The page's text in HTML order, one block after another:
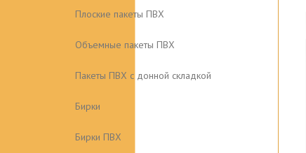
Плоские пакеты ПВХ
Объемные пакеты ПВХ
Пакеты ПВХ с донной складкой
Бирки
Бирки ПВХ